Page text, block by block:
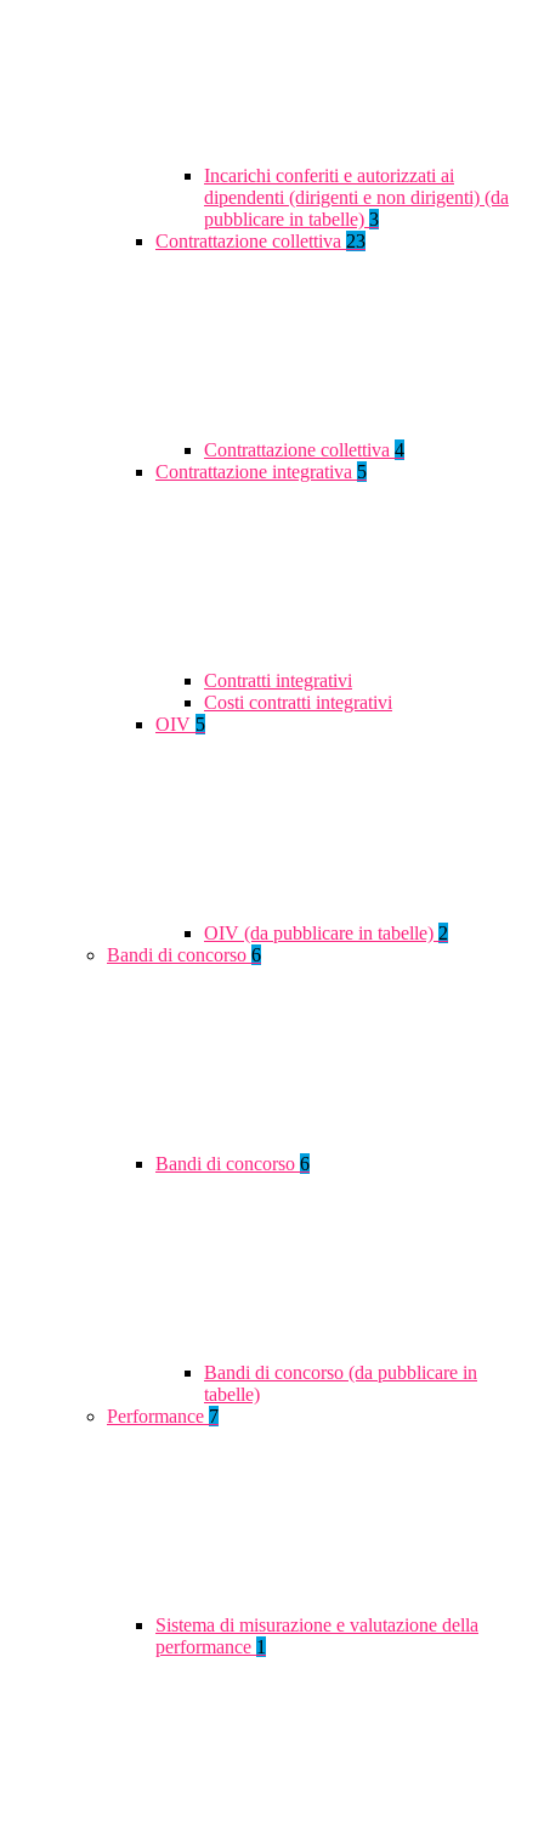
Incarichi conferiti e autorizzati ai
dipendenti (dirigenti e non dirigenti) (da
pubblicare in tabelle) 3
Contrattazione collettiva 23
Contrattazione collettiva 4
Contrattazione integrativa 5
Contratti integrativi
Costi contratti integrativi
OIV 5
OIV (da pubblicare in tabelle) 2
Bandi di concorso 6
Bandi di concorso 6
Bandi di concorso (da pubblicare in
tabelle)
Performance 7
Sistema di misurazione e valutazione della
performance 1